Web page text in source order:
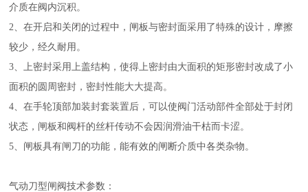
介质在阀内沉积。
2、在开启和关闭的过程中，闸板与密封面采用了特殊的设计，摩擦
较少，经久耐用。
3、上密封采用上盖结构，使得上密封由大面积的矩形密封改成了小
面积的圆周密封，密封性能大大提高。
4、在手轮顶部加装封套装置后，可以使阀门活动部件全部处于封闭
状态，闸板和阀杆的丝杆传动不会因润滑油干枯而卡涩。
5、闸板具有闸刀的功能，能有效的闸断介质中各类杂物。
气动刀型闸阀技术参数：